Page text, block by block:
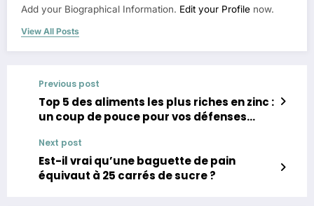
Add your Biographical Information. Edit your Profile now.
View All Posts
Previous post
Top 5 des aliments les plus riches en zinc :
un coup de pouce pour vos défenses
Next post
Est-il vrai qu’une baguette de pain
équivaut à 25 carrés de sucre ?